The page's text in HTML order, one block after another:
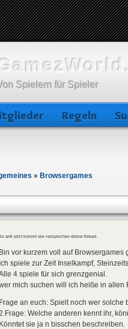
Spielern für Spieler
Regeln
» Browsergames
anti jetzt kommt wie versprochen dieser thread.
Bin vor kurzem voll auf
Ich spiele zur Zeit Inselkampf,
4 spiele für sich grenzgenial.
mich suchen will ich heiße in allen
Frage an euch: Spielt noch wer solche
Welche anderen kennt ihr,
Könntet sie ja n bisschen beschreiben.